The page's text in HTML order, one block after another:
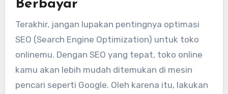
Berbayar
Terakhir, jangan lupakan pentingnya optimasi
SEO (Search Engine Optimization) untuk toko
onlinemu. Dengan SEO yang tepat, toko online
kamu akan lebih mudah ditemukan di mesin
pencari seperti Google. Oleh karena itu, lakukan